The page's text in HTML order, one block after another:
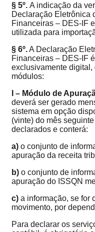
§ 5º. A indicação da
Declaração Eletrônica
Financeiras – DES-IF
utilizada para
§ 6º.A Declaração
Financeiras – DES-IF
exclusivamente
módulos:
I – Módulo de
deverá ser gerado
sistema em opção
(vinte) do mês
declarados e conterá:
a) o conjunto de
apuração da receita
b) o conjunto de
apuração do ISSQN
c) a informação, se for
movimento, por
Para declarar os